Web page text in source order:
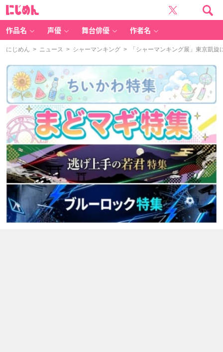
作品名 声優 舞台俳優 作者名
にじめん > ニュース > シャーマンキング > 「シャーマンキング展」東京凱旋